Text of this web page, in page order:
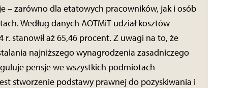
– zarówno dla etatowych pracowników, jak i osób
Według danych AOTMiT udział kosztów
stanowił aż 65,46 procent. Z uwagi na to, że
najniższego wynagrodzenia zasadniczego
pensje we wszystkich podmiotach
stworzenie podstawy prawnej do pozyskiwania i